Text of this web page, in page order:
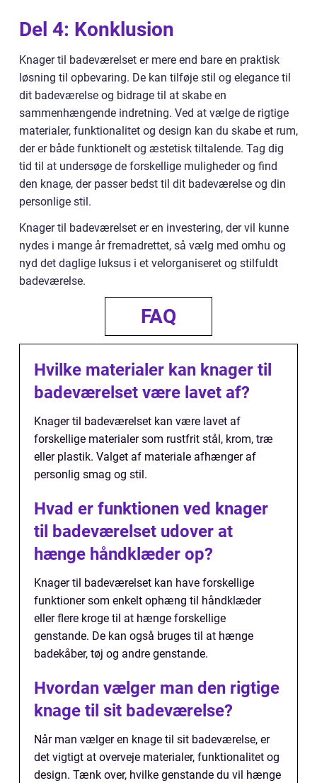
Del 4: Konklusion
Knager til badeværelset er mere end bare en praktisk
løsning til opbevaring. De kan tilføje stil og elegance til
dit badeværelse og bidrage til at skabe en
sammenhængende indretning. Ved at vælge de rigtige
materialer, funktionalitet og design kan du skabe et rum,
der er både funktionelt og æstetisk tiltalende. Tag dig
tid til at undersøge de forskellige muligheder og find
den knage, der passer bedst til dit badeværelse og din
personlige stil.
Knager til badeværelset er en investering, der vil kunne
nydes i mange år fremadrettet, så vælg med omhu og
nyd det daglige luksus i et velorganiseret og stilfuldt
badeværelse.
FAQ
Hvilke materialer kan knager til
badeværelset være lavet af?
Knager til badeværelset kan være lavet af
forskellige materialer som rustfrit stål, krom, træ
eller plastik. Valget af materiale afhænger af
personlig smag og stil.
Hvad er funktionen ved knager
til badeværelset udover at
hænge håndklæder op?
Knager til badeværelset kan have forskellige
funktioner som enkelt ophæng til håndklæder
eller flere kroge til at hænge forskellige
genstande. De kan også bruges til at hænge
badekåber, tøj og andre genstande.
Hvordan vælger man den rigtige
knage til sit badeværelse?
Når man vælger en knage til sit badeværelse, er
det vigtigt at overveje materialer, funktionalitet og
design. Tænk over, hvilke genstande du vil hænge